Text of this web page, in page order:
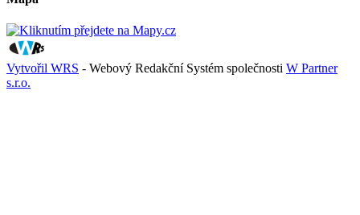
Vytvořil WRS - Webový Redakční Systém společnosti W Partner
s.r.o.